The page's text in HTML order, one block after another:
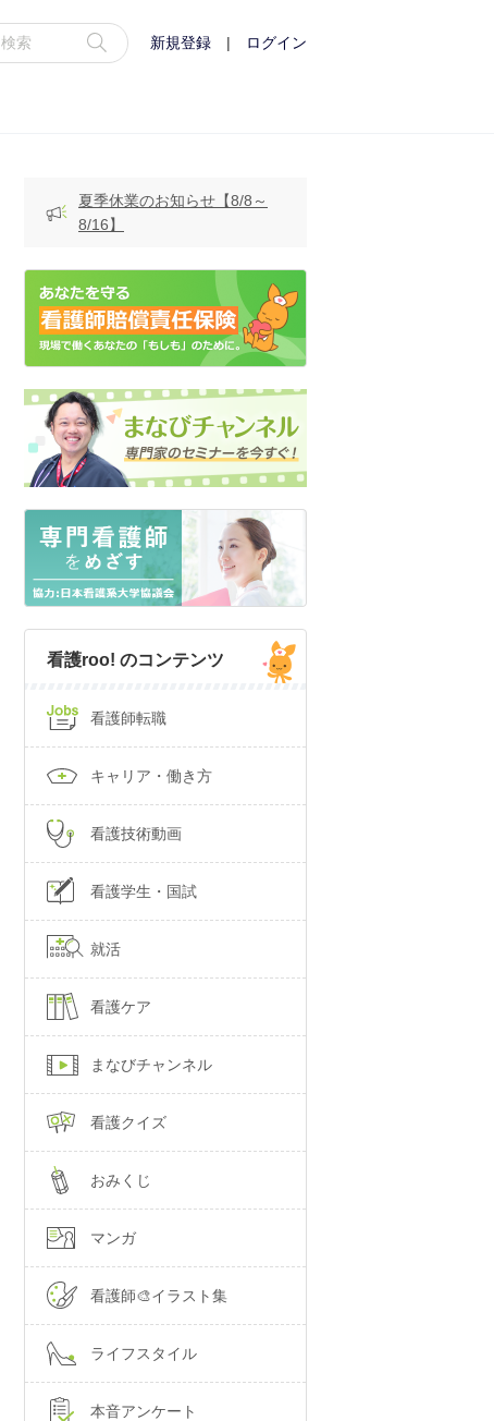
新規登録 | ログイン
夏季休業のお知らせ【8/8～
8/16】
看護roo! のコンテンツ
看護師転職
キャリア・働き方
看護技術動画
看護学生・国試
就活
看護ケア
まなびチャンネル
看護クイズ
おみくじ
マンガ
看護師🎨イラスト集
ライフスタイル
本音アンケート